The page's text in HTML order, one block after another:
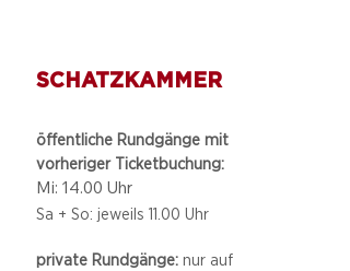
SCHATZKAMMER
öffentliche Rundgänge mit
vorheriger Ticketbuchung:
Mi: 14.00 Uhr
Sa + So: jeweils 11.00 Uhr
private Rundgänge: nur auf